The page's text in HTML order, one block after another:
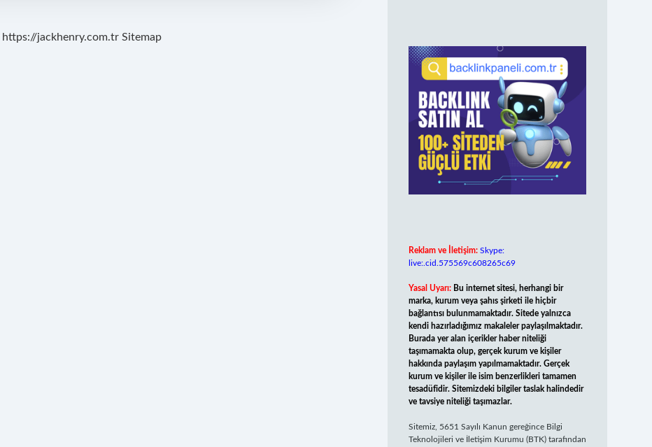
https://jackhenry.com.tr Sitemap
Reklam ve İletişim: Skype:
live:.cid.575569c608265c69
Yasal Uyarı: Bu internet sitesi, herhangi bir
marka, kurum veya şahıs şirketi ile hiçbir
bağlantısı bulunmamaktadır. Sitede yalnızca
kendi hazırladığımız makaleler paylaşılmaktadır.
Burada yer alan içerikler haber niteliği
taşımamakta olup, gerçek kurum ve kişiler
hakkında paylaşım yapılmamaktadır. Gerçek
kurum ve kişiler ile isim benzerlikleri tamamen
tesadüfidir. Sitemizdeki bilgiler taslak halindedir
ve tavsiye niteliği taşımazlar.
Sitemiz, 5651 Sayılı Kanun gereğince Bilgi
Teknolojileri ve İletişim Kurumu (BTK) tarafından